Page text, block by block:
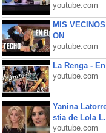
youtube.com
MIS
ON
youtube.com
La Renga -
youtube.com
Yanina
stia de Lola
youtube.com